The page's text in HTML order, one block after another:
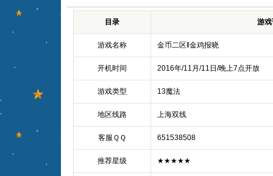
目录 游
游戏名称 金币二区‖金鸡报晓
开机时间 2016年/11月/11日/晚上7点开放
游戏类型 13魔法
地区线路 上海双线
客服ＱＱ 651538508
推荐星级 ★★★★★